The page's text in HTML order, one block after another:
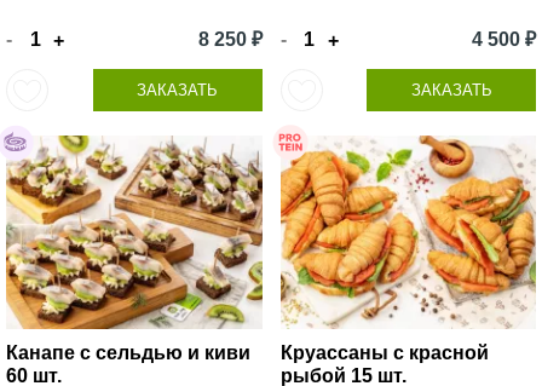
- + 8 250 ₽
ЗАКАЗАТЬ
- + 4 500 ₽
ЗАКАЗАТЬ
Канапе с сельдью и киви
60 шт.
Круассаны с красной
рыбой 15 шт.